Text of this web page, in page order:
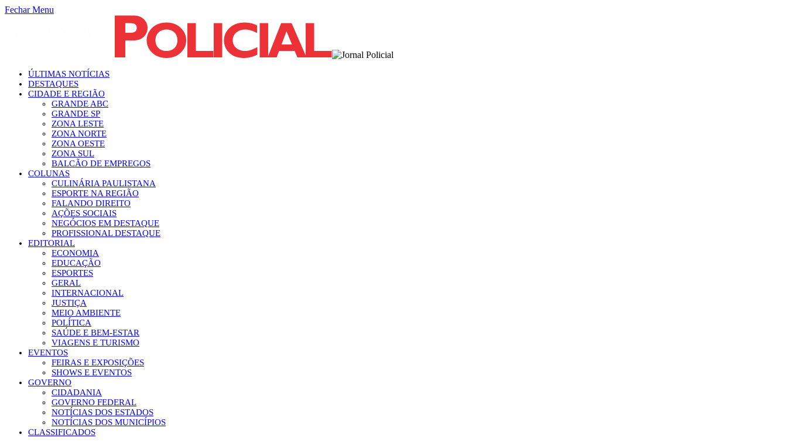
Fechar Menu
ÚLTIMAS NOTÍCIAS
DESTAQUES
CIDADE E REGIÃO
GRANDE ABC
GRANDE SP
ZONA LESTE
ZONA NORTE
ZONA OESTE
ZONA SUL
BALCÃO DE EMPREGOS
COLUNAS
CULINÁRIA PAULISTANA
ESPORTE NA REGIÃO
FALANDO DIREITO
AÇÕES SOCIAIS
NEGÓCIOS EM DESTAQUE
PROFISSIONAL DESTAQUE
EDITORIAL
ECONOMIA
EDUCAÇÃO
ESPORTES
GERAL
INTERNACIONAL
JUSTIÇA
MEIO AMBIENTE
POLÍTICA
SAÚDE E BEM-ESTAR
VIAGENS E TURISMO
EVENTOS
FEIRAS E EXPOSIÇÕES
SHOWS E EVENTOS
GOVERNO
CIDADANIA
GOVERNO FEDERAL
NOTÍCIAS DOS ESTADOS
NOTÍCIAS DOS MUNICÍPIOS
CLASSIFICADOS